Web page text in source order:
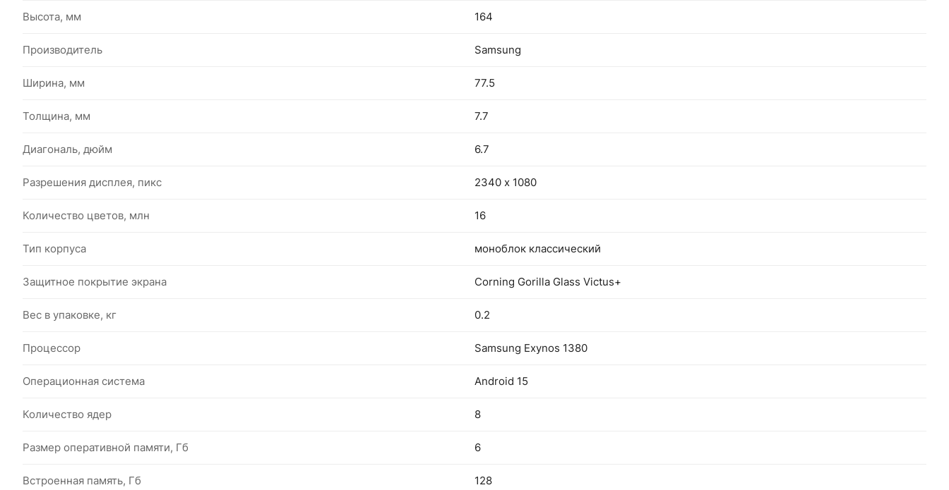
Высота, мм 164
Производитель Samsung
Ширина, мм 77.5
Толщина, мм 7.7
Диагональ, дюйм 6.7
Разрешения дисплея, пикс 2340 х 1080
Количество цветов, млн 16
Тип корпуса моноблок классический
Защитное покрытие экрана Corning Gorilla Glass Victus+
Вес в упаковке, кг 0.2
Процессор Samsung Exynos 1380
Операционная система Android 15
Количество ядер 8
Размер оперативной памяти, Гб 6
Встроенная память, Гб 128